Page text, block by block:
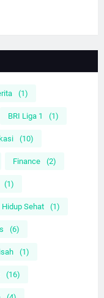
(1)
BRI Liga 1 (1)
(10)
Finance (2)
(1)
Hidup Sehat (1)
(6)
(1)
(16)